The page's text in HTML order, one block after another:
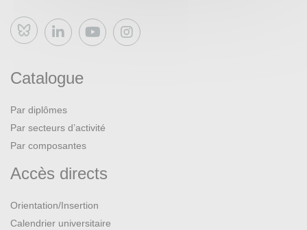
Bluesky
Catalogue
Par diplômes
Par secteurs d’activité
Par composantes
Accès directs
Orientation/Insertion
Calendrier universitaire